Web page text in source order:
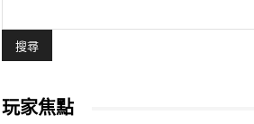
玩家焦點